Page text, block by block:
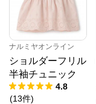
ナルミヤオンライン
ショルダーフリル
半袖チュニック
4.8
(13件)